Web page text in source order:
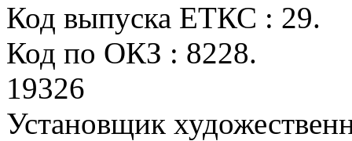
Код выпуска ЕТКС : 29.
Код по ОКЗ : 8228.
19326
Установщик